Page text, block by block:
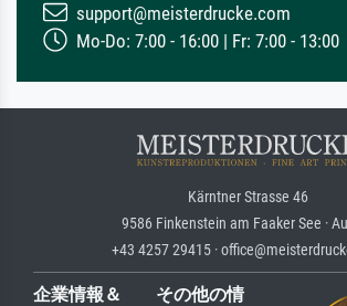
support@meisterdrucke.com
Mo-Do: 7:00 - 16:00 | Fr: 7:00 - 13:00
Kärntner Strasse 46
9586 Finkenstein am Faaker See ·
+43 4257 29415 ·
企業情報＆
その他の情